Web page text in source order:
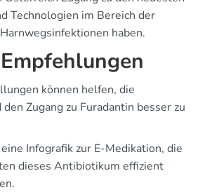
Technologien im Bereich der
haben.
können helfen, die
Zugang zu Furadantin besser zu
Infografik zur E-Medikation, die
dieses Antibiotikum effizient